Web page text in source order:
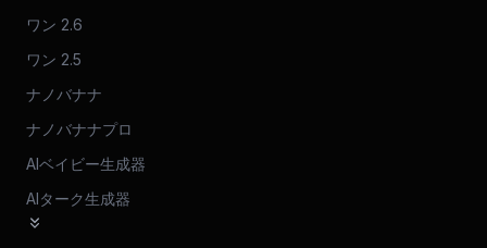
ワン 2.6
ワン 2.5
ナノバナナ
ナノバナナプロ
AIベイビー生成器
AIターク生成器